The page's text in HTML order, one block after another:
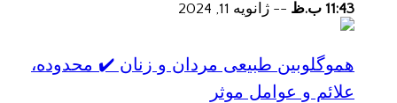
11:43 ب.ظ -- ژانویه 11, 2024
هموگلوبین طبیعی مردان و زنان ✔️ محدوده،
علائم و عوامل موثر